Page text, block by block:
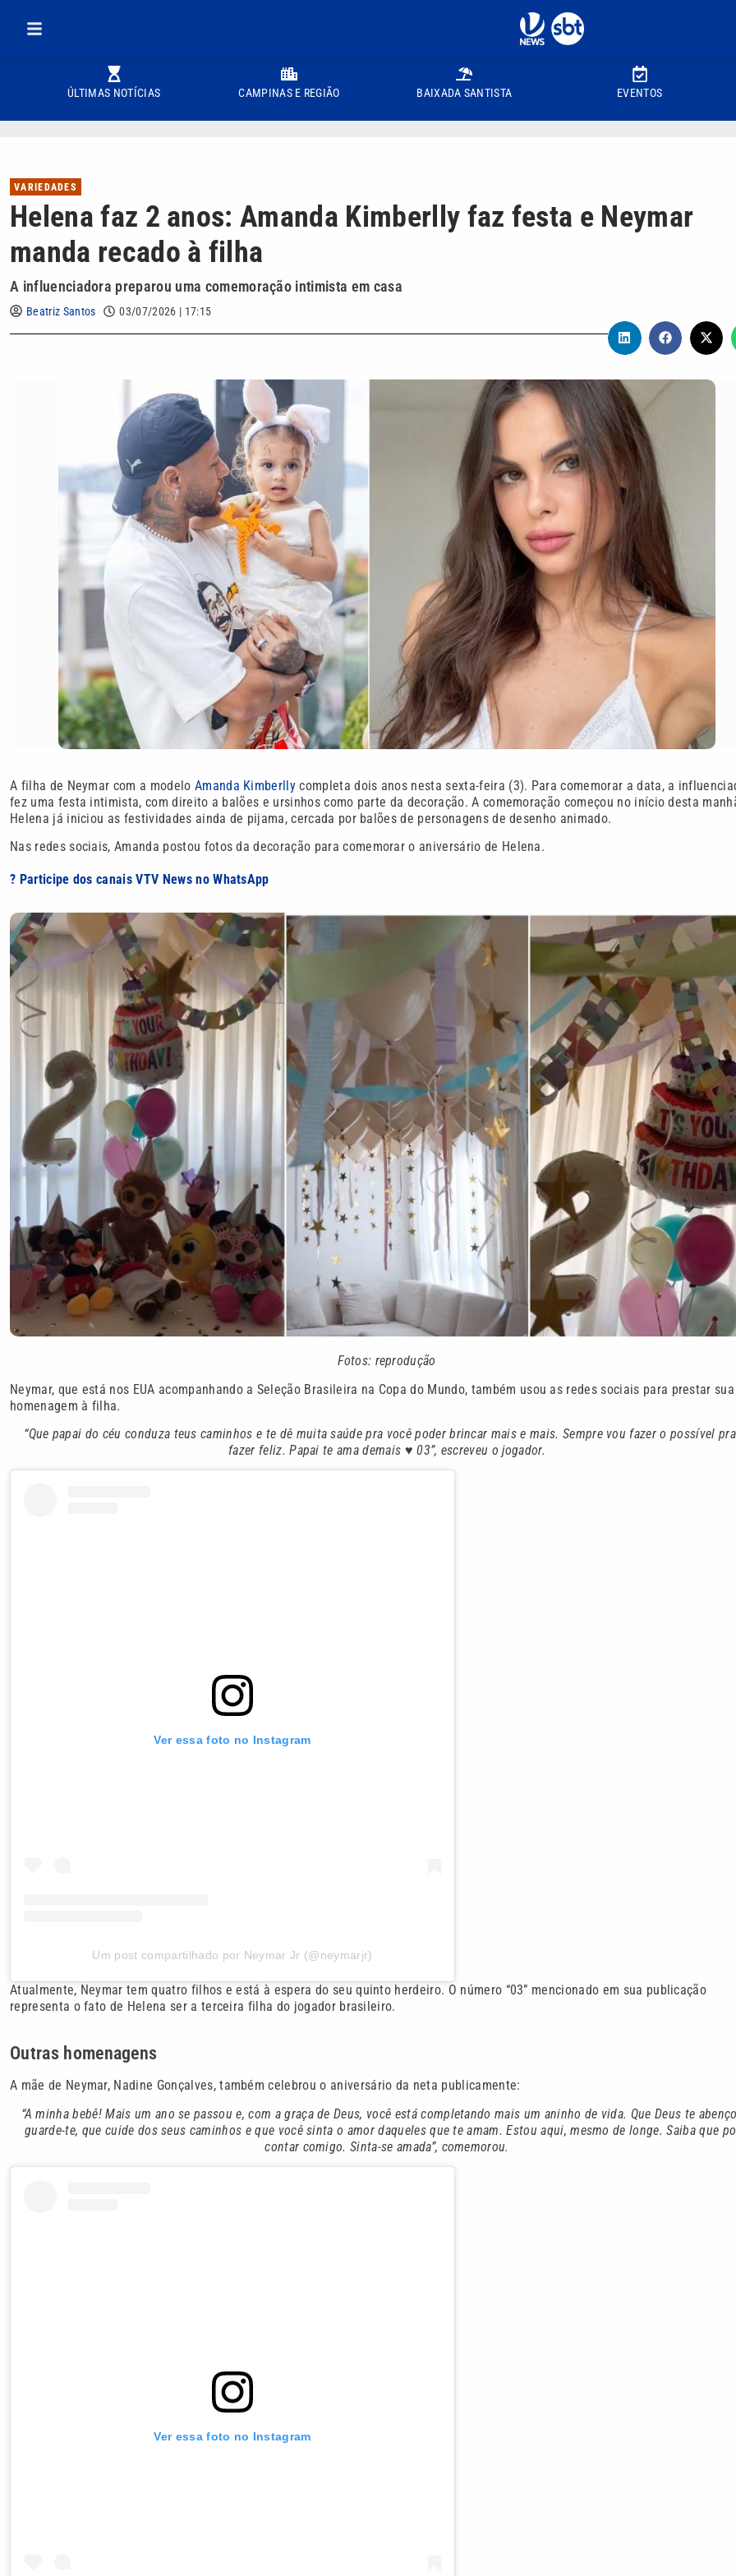
ÚLTIMAS NOTÍCIAS CAMPINAS E REGIÃO BAIXADA SANTISTA EVENTOS
VARIEDADES
Helena faz 2 anos: Amanda Kimberlly faz festa e Neymar
manda recado à filha
A influenciadora preparou uma comemoração intimista em casa
Beatriz Santos 03/07/2026 | 17:15
A filha de Neymar com a modelo Amanda Kimberlly completa dois anos nesta sexta-feira (3). Para comemorar a data, a
fez uma festa intimista, com direito a balões e ursinhos como parte da decoração. A comemoração começou no início desta
Helena já iniciou as festividades ainda de pijama, cercada por balões de personagens de desenho animado.
Nas redes sociais, Amanda postou fotos da decoração para comemorar o aniversário de Helena.
? Participe dos canais VTV News no WhatsApp
Fotos: reprodução
Neymar, que está nos EUA acompanhando a Seleção Brasileira na Copa do Mundo, também usou as redes sociais para prestar sua
homenagem à filha.
“Que papai do céu conduza teus caminhos e te dê muita saúde pra você poder brincar mais e mais. Sempre vou fazer o possível
fazer feliz. Papai te ama demais ♥ 03”, escreveu o jogador.
Ver essa foto no Instagram
Um post compartilhado por Neymar Jr (@neymarjr)
Atualmente, Neymar tem quatro filhos e está à espera do seu quinto herdeiro. O número “03” mencionado em sua publicação
representa o fato de Helena ser a terceira filha do jogador brasileiro.
Outras homenagens
A mãe de Neymar, Nadine Gonçalves, também celebrou o aniversário da neta publicamente:
“A minha bebê! Mais um ano se passou e, com a graça de Deus, você está completando mais um aninho de vida. Que Deus te
guarde-te, que cuide dos seus caminhos e que você sinta o amor daqueles que te amam. Estou aqui, mesmo de longe. Saiba que
contar comigo. Sinta-se amada”, comemorou.
Ver essa foto no Instagram